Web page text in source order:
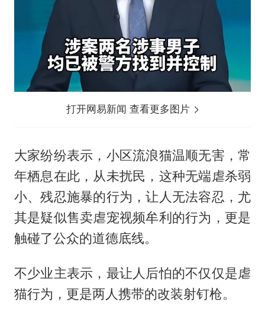
打开网易新闻 查看更多图片
大家纷纷表示，小区流浪猫温顺无害，常
年栖息在此，从未扰民，这种无端虐杀弱
小、残忍施暴的行为，让人无法容忍，尤
其是疑似售卖虐宠视频牟利的行为，更是
触碰了公众的道德底线。
不少业主表示，最让人后怕的不仅仅是虐
猫行为，更是两人携带的改装射钉枪。